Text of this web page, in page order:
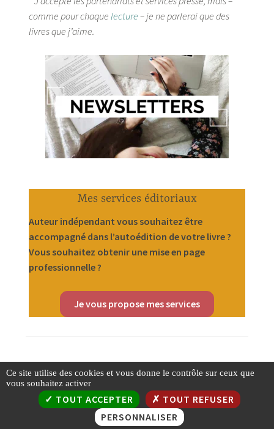
comme pour chaque lecture – je ne parlerai que des
livres que j’aime.
Mes services éditoriaux
Auteur indépendant vous souhaitez être
accompagné dans l’autoédition de votre livre ?
Vous souhaitez obtenir une mise en page
professionnelle ?
Je vous propose mes services
Instagram
Facebook
TikTokAmazon
Contactez-moi Espace presse
Ce site utilise des cookies et vous donne le contrôle sur ceux que
vous souhaitez activer
TOUT ACCEPTER
TOUT REFUSER
PERSONNALISER